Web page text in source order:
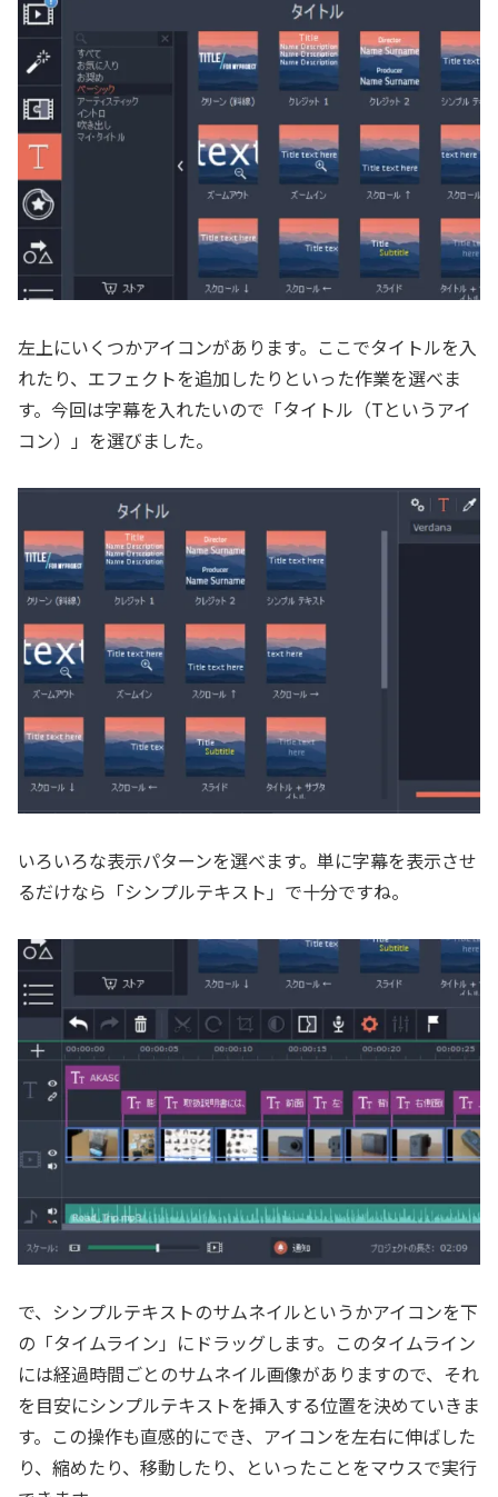
左上にいくつかアイコンがあります。ここでタイトルを入
れたり、エフェクトを追加したりといった作業を選べま
す。今回は字幕を入れたいので「タイトル（Tというアイ
コン）」を選びました。
いろいろな表示パターンを選べます。単に字幕を表示させ
るだけなら「シンプルテキスト」で十分ですね。
で、シンプルテキストのサムネイルというかアイコンを下
の「タイムライン」にドラッグします。このタイムライン
には経過時間ごとのサムネイル画像がありますので、それ
を目安にシンプルテキストを挿入する位置を決めていきま
す。この操作も直感的にでき、アイコンを左右に伸ばした
り、縮めたり、移動したり、といったことをマウスで実行